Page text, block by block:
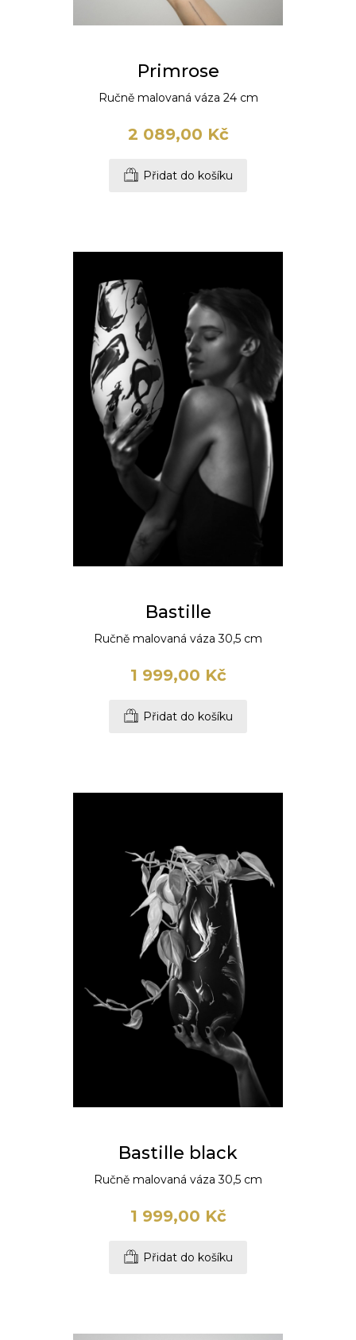
Primrose
Ručně malovaná váza 24 cm
2 089,00 Kč
Přidat do košíku
Bastille
Ručně malovaná váza 30,5 cm
1 999,00 Kč
Přidat do košíku
Bastille black
Ručně malovaná váza 30,5 cm
1 999,00 Kč
Přidat do košíku